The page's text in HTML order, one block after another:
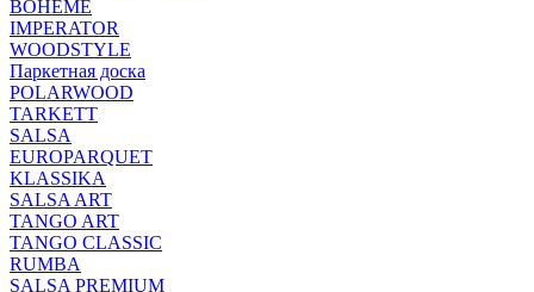
BOHEME
IMPERATOR
WOODSTYLE
Паркетная доска
POLARWOOD
TARKETT
SALSA
EUROPARQUET
KLASSIKA
SALSA ART
TANGO ART
TANGO CLASSIC
RUMBA
SALSA PREMIUM